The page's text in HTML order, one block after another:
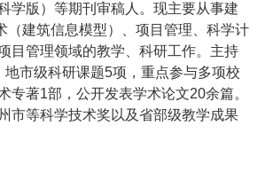
学版）等期刊审稿人。现主要从事建
（建筑信息模型）、项目管理、科学计
目管理领域的教学、科研工作。主持
地市级科研课题5项，重点参与多项校
专著1部，公开发表学术论文20余篇。
市等科学技术奖以及省部级教学成果